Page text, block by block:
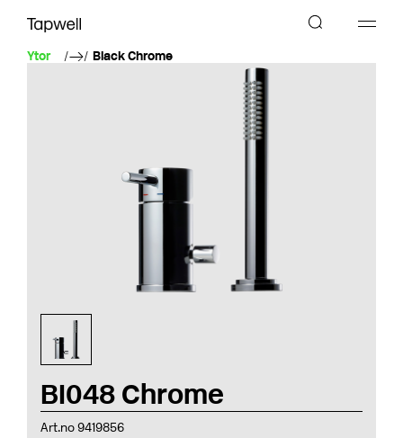
Ytor Black Chrome
BI048 Chrome
Art.no 9419856